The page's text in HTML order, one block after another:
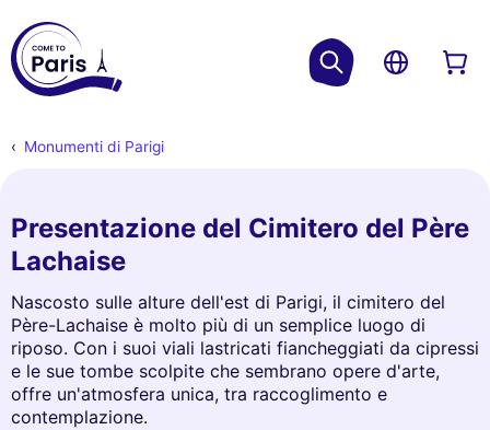
Monumenti di Parigi
Presentazione del Cimitero del Père
Lachaise
Nascosto sulle alture dell'est di Parigi, il cimitero del
Père-Lachaise è molto più di un semplice luogo di
riposo. Con i suoi viali lastricati fiancheggiati da cipressi
e le sue tombe scolpite che sembrano opere d'arte,
offre un'atmosfera unica, tra raccoglimento e
contemplazione.